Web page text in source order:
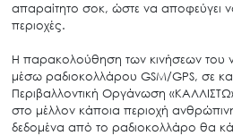
απαραίτητο σοκ, ώστε να αποφεύγει
περιοχές.
Η παρακολούθηση των κινήσεων του
μέσω ραδιοκολλάρου GSM/GPS, σε
Περιβαλλοντική Οργάνωση
στο μέλλον κάποια περιοχή
δεδομένα από το ραδιοκολλάρο θα